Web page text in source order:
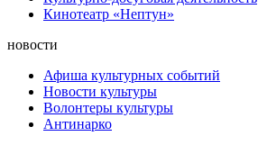
Кинотеатр «Нептун»
новости
Афиша культурных событий
Новости культуры
Волонтеры культуры
Антинарко